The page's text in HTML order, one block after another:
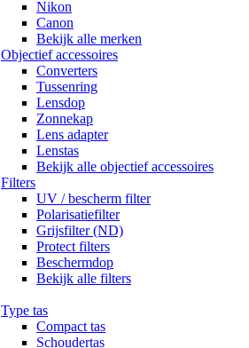
Nikon
Canon
Bekijk alle merken
Objectief accessoires
Converters
Tussenring
Lensdop
Zonnekap
Lens adapter
Lenstas
Bekijk alle objectief accessoires
Filters
UV / bescherm filter
Polarisatiefilter
Grijsfilter (ND)
Protect filters
Beschermdop
Bekijk alle filters
Type tas
Compact tas
Schoudertas